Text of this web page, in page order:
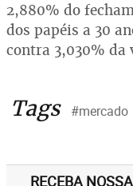
2,880% do
dos papéis a 30
contra 3,030% da
Tags #mercado
RECEBA